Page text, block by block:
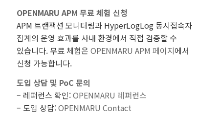
OPENMARU APM 무료 체험 신청
APM 트랜잭션 모니터링과 HyperLogLog 동시접속자
집계의 운영 효과를 사내 환경에서 직접 검증할 수
있습니다. 무료 체험은 OPENMARU APM 페이지에서
신청 가능합니다.
도입 상담 및 PoC 문의
– 레퍼런스 확인:OPENMARU 레퍼런스
– 도입 상담:OPENMARU Contact